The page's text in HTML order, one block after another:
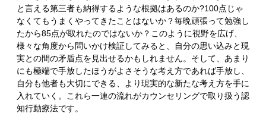
と言える第三者も納得するような根拠はあるのか?100点じゃ
なくてもうまくやってきたことはないか？毎晩頑張って勉強し
たから85点が取れたのではないか？このように視野を広げ、
様々な角度から問いかけ検証してみると、自分の思い込みと現
実との間の矛盾点を見出せるかもしれません。そして、あまり
にも極端で手放したほうがよさそうな考え方であれば手放し、
自分も他者も大切にできる、より現実的な新たな考え方を手に
入れていく。これら一連の流れがカウンセリングで取り扱う認
知行動療法です。